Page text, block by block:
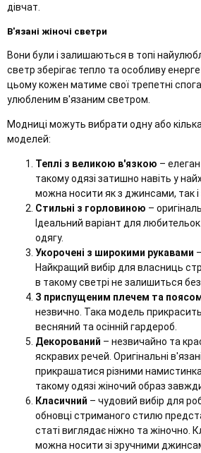
дівчат.
В'язані жіночі светри
Вони були і залишаються в топі
светр зберігає тепло та особливу
цьому кожен матиме свої трепетні
улюбленим в'язаним светром.
Модниці можуть вибрати одну або
моделей:
Теплі з великою в'язкою –
такому одязі затишно навіть у
можна носити як з джинсами, так і
Стильні з горловиною –
Ідеальний варіант для
одягу.
Укорочені з широкими рукавами
Найкращий вибір для власниць
в такому светрі не залишиться без
З приспущеним плечем та
незвично. Така модель
весняний та осінній гардероб.
Декорований – незвичайно та
яскравих речей. Оригінальні
прикрашатися різними
такому одязі жіночий образ
Класичний – чудовий вибір для
обновці стриманого стилю
статі виглядає ніжно та жіночно.
можна носити зі зручними